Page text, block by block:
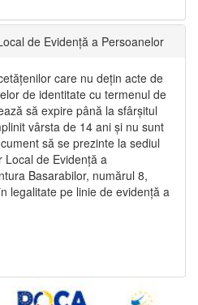
de Evidență a Persoanelor
care nu dețin acte de
de identitate cu termenul de
să expire până la sfârșitul
vârsta de 14 ani și nu sunt
să se prezinte la sediul
Local de Evidență a
Basarabilor, numărul 8,
legalitate pe linie de evidență a